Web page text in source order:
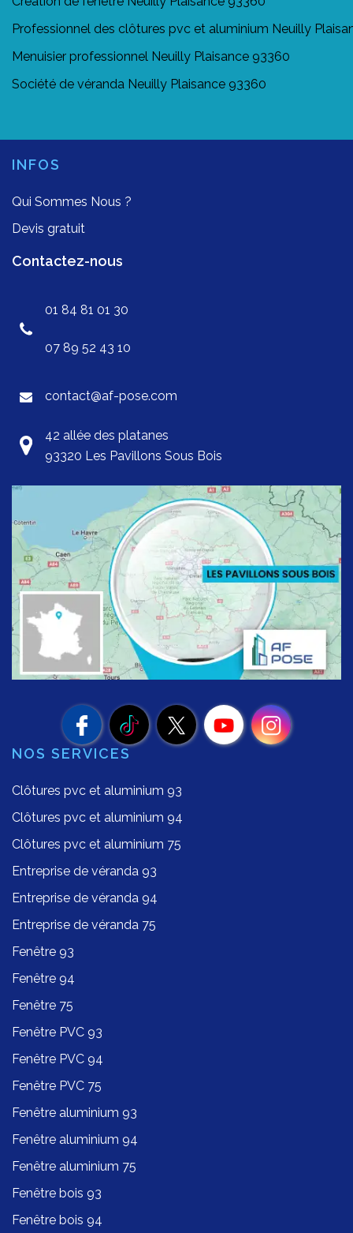
Professionnel des clôtures pvc et aluminium Neuilly
Menuisier professionnel Neuilly Plaisance 93360
Société de véranda Neuilly Plaisance 93360
INFOS
Qui Sommes Nous ?
Devis gratuit
Contactez-nous
01 84 81 01 30
07 89 52 43 10
contact@af-pose.com
42 allée des platanes
93320 Les Pavillons Sous Bois
NOS SERVICES
Clôtures pvc et aluminium 93
Clôtures pvc et aluminium 94
Clôtures pvc et aluminium 75
Entreprise de véranda 93
Entreprise de véranda 94
Entreprise de véranda 75
Fenêtre 93
Fenêtre 94
Fenêtre 75
Fenêtre PVC 93
Fenêtre PVC 94
Fenêtre PVC 75
Fenêtre aluminium 93
Fenêtre aluminium 94
Fenêtre aluminium 75
Fenêtre bois 93
Fenêtre bois 94